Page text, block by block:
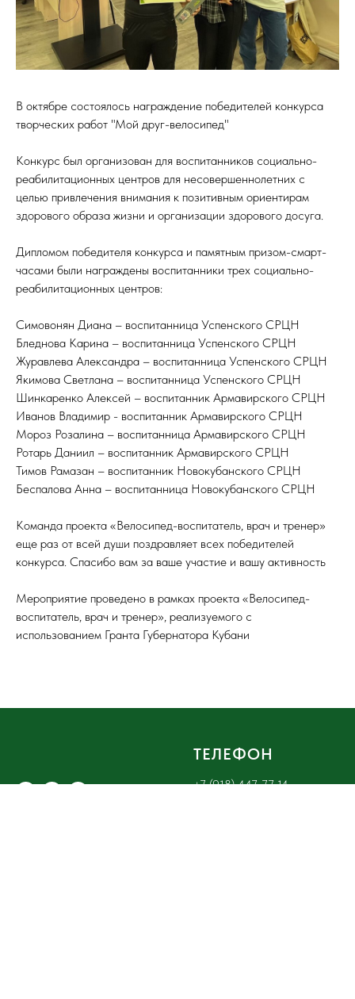
В октябре состоялось награждение победителей конкурса
творческих работ "Мой друг-велосипед"
Конкурс был организован для воспитанников социально-
реабилитационных центров для несовершеннолетних с
целью привлечения внимания к позитивным ориентирам
здорового образа жизни и организации здорового досуга.
Дипломом победителя конкурса и памятным призом-смарт-
часами были награждены воспитанники трех социально-
реабилитационных центров:
Симовонян Диана – воспитанница Успенского СРЦН
Бледнова Карина – воспитанница Успенского СРЦН
Журавлева Александра – воспитанница Успенского СРЦН
Якимова Светлана – воспитанница Успенского СРЦН
Шинкаренко Алексей – воспитанник Армавирского СРЦН
Иванов Владимир - воспитанник Армавирского СРЦН
Мороз Розалина – воспитанница Армавирского СРЦН
Ротарь Даниил – воспитанник Армавирского СРЦН
Тимов Рамазан – воспитанник Новокубанского СРЦН
Беспалова Анна – воспитанница Новокубанского СРЦН
Команда проекта «Велосипед-воспитатель, врач и тренер»
еще раз от всей души поздравляет всех победителей
конкурса. Спасибо вам за ваше участие и вашу активность
Мероприятие проведено в рамках проекта «Велосипед-
воспитатель, врач и тренер», реализуемого с
использованием Гранта Губернатора Кубани
ТЕЛЕФОН
+7 (918) 447-77-14